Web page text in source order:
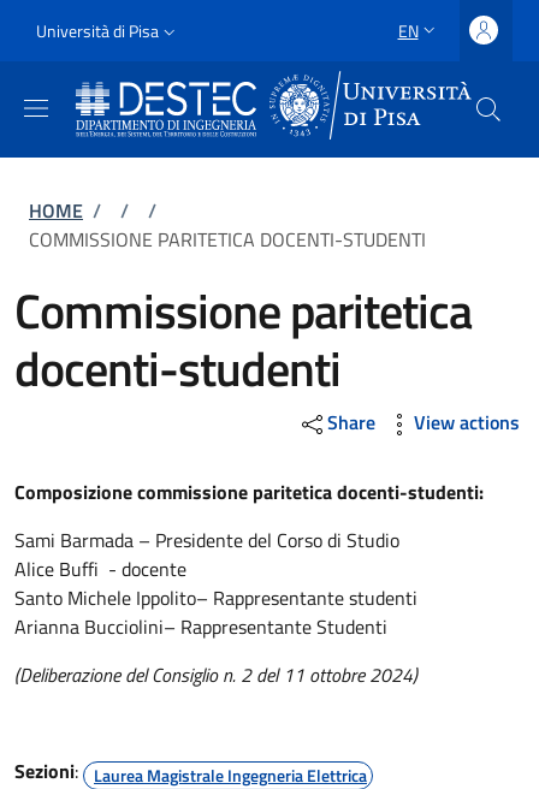
Slim
Università di Pisa LANGUAGE
EN
Breadcrumb
HOME / /
/
COMMISSIONE PARITETICA DOCENTI-STUDENTI
Commissione paritetica
docenti-studenti
Share View actions
Composizione commissione paritetica docenti-studenti:
Sami Barmada – Presidente del Corso di Studio
Alice Buffi - docente
Santo Michele Ippolito– Rappresentante studenti
Arianna Bucciolini– Rappresentante Studenti
(Deliberazione del Consiglio n. 2 del 11 ottobre 2024)
Sezioni: Laurea Magistrale Ingegneria Elettrica